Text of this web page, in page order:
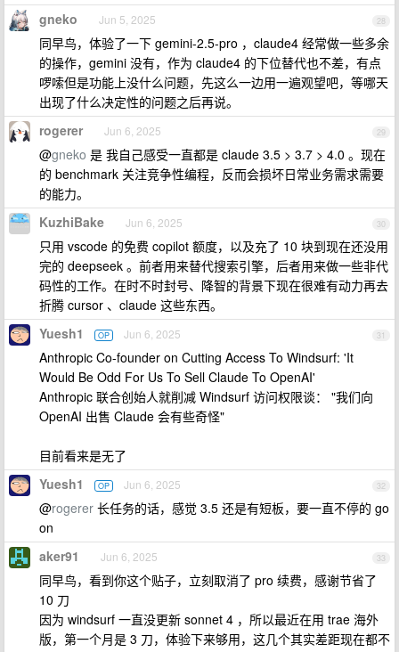
28
gneko Jun 5, 2025
同早鸟，体验了一下 gemini-2.5-pro ，claude4 经常做一些多余
的操作，gemini 没有，作为 claude4 的下位替代也不差，有点
啰嗦但是功能上没什么问题，先这么一边用一遍观望吧，等哪天
出现了什么决定性的问题之后再说。
29
rogerer Jun 6, 2025
@gneko 是 我自己感受一直都是 claude 3.5 > 3.7 > 4.0 。现在
的 benchmark 关注竞争性编程，反而会损坏日常业务需求需要
的能力。
30
KuzhiBake Jun 6, 2025
只用 vscode 的免费 copilot 额度，以及充了 10 块到现在还没用
完的 deepseek 。前者用来替代搜索引擎，后者用来做一些非代
码性的工作。在时不时封号、降智的背景下现在很难有动力再去
折腾 cursor 、claude 这些东西。
31
Yuesh1 OP Jun 6, 2025
Anthropic Co-founder on Cutting Access To Windsurf: 'It
Would Be Odd For Us To Sell Claude To OpenAI'
Anthropic 联合创始人就削减 Windsurf 访问权限谈： "我们向
OpenAI 出售 Claude 会有些奇怪"
目前看来是无了
32
Yuesh1 OP Jun 6, 2025
@rogerer 长任务的话，感觉 3.5 还是有短板，要一直不停的 go
on
33
aker91 Jun 6, 2025
同早鸟，看到你这个贴子，立刻取消了 pro 续费，感谢节省了
10 刀
因为 windsurf 一直没更新 sonnet 4 ，所以最近在用 trae 海外
版，第一个月是 3 刀，体验下来够用，这几个其实差距现在都不